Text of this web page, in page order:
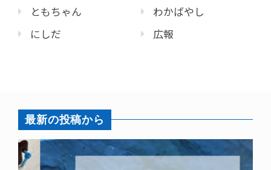
ともちゃん
にしだ
わかばやし
広報
最新の投稿から